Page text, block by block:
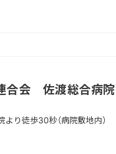
合会 佐渡総合病院
り徒歩30秒（病院敷地内）